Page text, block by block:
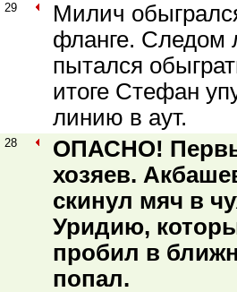
29
Милич
фланге. Следом
пытался
итоге Стефан
линию в аут.
28
ОПАСНО!
хозяев.
скинул мяч в
Уридию,
пробил в
попал.